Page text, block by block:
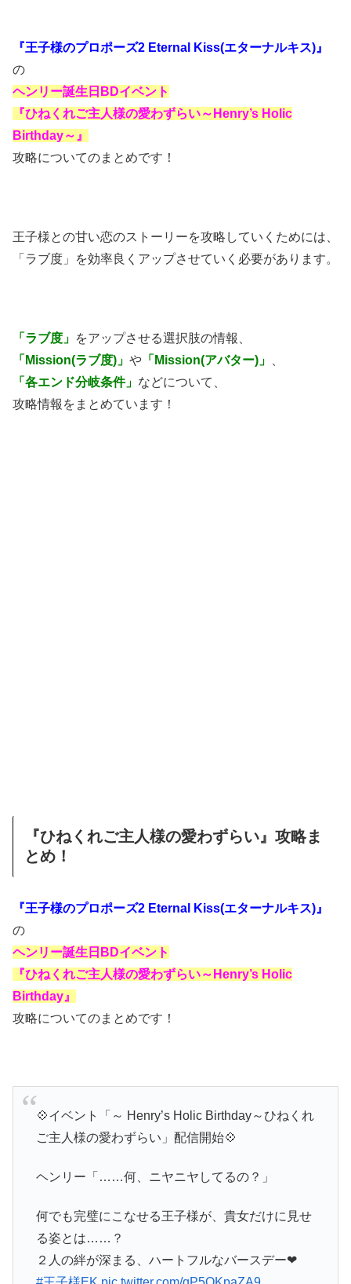
『王子様のプロポーズ2 Eternal Kiss(エターナルキス)』
の
ヘンリー誕生日BDイベント
『ひねくれご主人様の愛わずらい～Henry’s Holic
Birthday～』
攻略についてのまとめです！
王子様との甘い恋のストーリーを攻略していくためには、
「ラブ度」を効率良くアップさせていく必要があります。
「ラブ度」 をアップさせる選択肢の情報、
「Mission(ラブ度)」 や 「Mission(アバター)」
「各エンド分岐条件」 などについて、
攻略情報をまとめています！
『ひねくれご主人様の愛わずらい』攻略ま
とめ！
『王子様のプロポーズ2 Eternal Kiss(エターナルキス)』
の
ヘンリー誕生日BDイベント
『ひねくれご主人様の愛わずらい～Henry’s Holic
Birthday』
攻略についてのまとめです！
💠イベント「～ Henry’s Holic Birthday～ひねくれ
ご主人様の愛わずらい」配信開始💠
ヘンリー「……何、ニヤニヤしてるの？」
何でも完璧にこなせる王子様が、貴女だけに見せ
る姿とは……？
２人の絆が深まる、ハートフルなバースデー❤